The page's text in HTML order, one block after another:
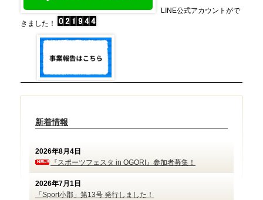
LINE公式アカウントがで
きました！
新着情報
2026年8月4日
『スポーツフェスタ in OGORI』参加者募集！
2026年7月1日
「Sport小郡」第13号 発行しました！